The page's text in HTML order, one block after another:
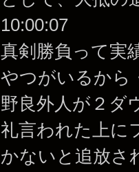
10:00:07
真剣勝負って実
やつがいるから
野良外人が２ダ
礼言われた上に
かないと追放さ